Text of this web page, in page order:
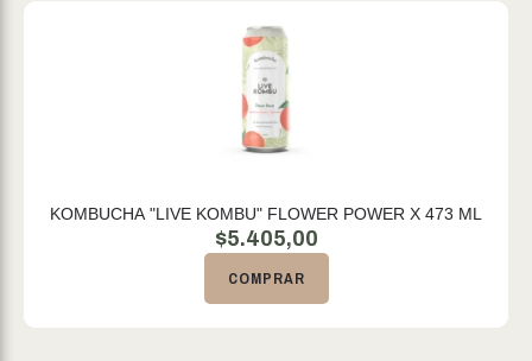
KOMBUCHA "LIVE KOMBU" FLOWER POWER X 473 ML
$5.405,00
COMPRAR